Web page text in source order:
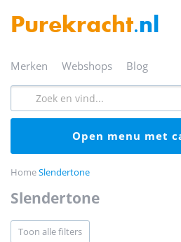
Purekracht.nl
merken webshops blog
open menu met
HomeSlendertone
slendertone
toon alle filters